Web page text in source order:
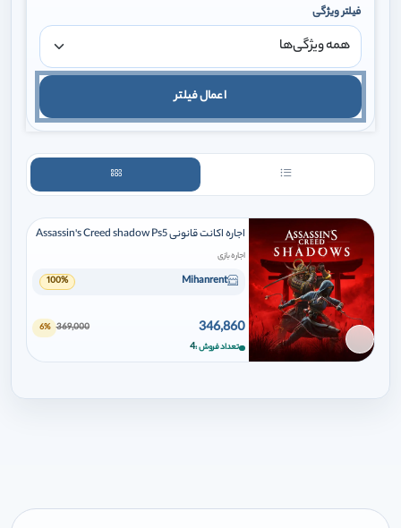
فیلتر ویژگی
اعمال فیلتر
برای افزودن وارد شوید
اجاره اکانت قانونی Assassin's Creed shadow Ps5
اجاره بازی
Mihanrent
100%
346,860
369,000
6%
تعداد فروش 4